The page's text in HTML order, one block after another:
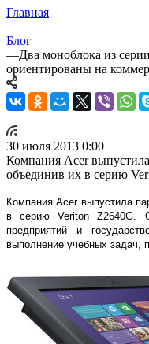
Главная
—
Блог
—Два моноблока из
ориентированы на
30 июля 2013 0:00
Компания Acer
объединив их в серию
Компания Acer выпустила
в серию Veriton Z2640G.
предприятий и
выполнение учебных задач,